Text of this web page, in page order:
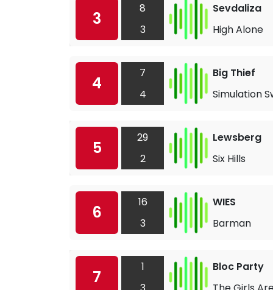
3
8
3
Sevdaliza
High Alone
4
7
4
Big Thief
Simulation
5
29
2
Lewsberg
Six Hills
6
16
3
WIES
Barman
7
1
Bloc Party